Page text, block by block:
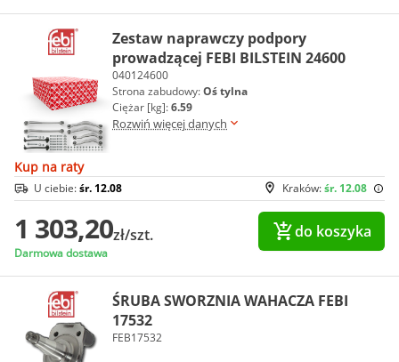
Zestaw naprawczy podpory
prowadzącej FEBI BILSTEIN 24600
040124600
Strona zabudowy:Oś tylna
Ciężar [kg]:6.59
Rozwiń więcej danych
Kup na raty
Kraków:śr. 12.08
U ciebie:śr. 12.08
1 303,20zł/szt.
Darmowa dostawa
do koszyka
ŚRUBA SWORZNIA WAHACZA FEBI
17532
FEB17532